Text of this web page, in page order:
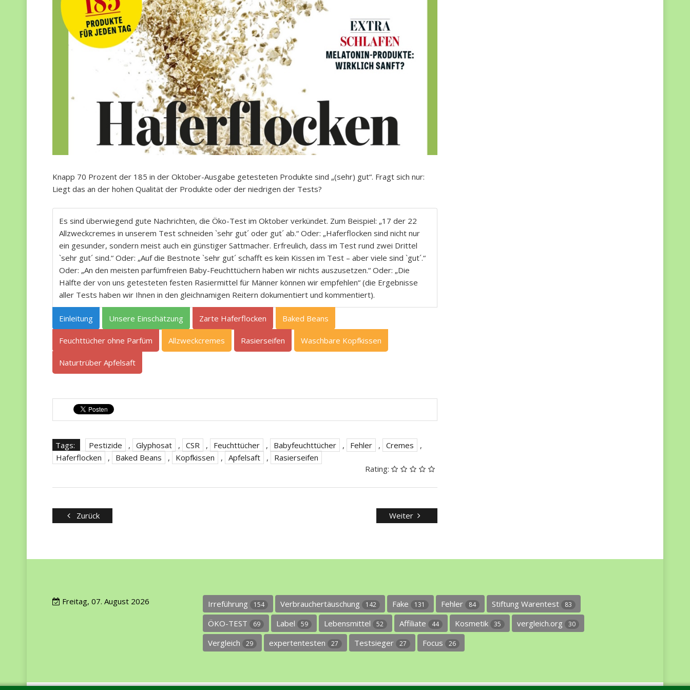
Knapp 70 Prozent der 185 in der Oktober-Ausgabe getesteten Produkte sind „(sehr) gut“. Fragt sich nur:
Liegt das an der hohen Qualität der Produkte oder der niedrigen der Tests?
Es sind überwiegend gute Nachrichten, die Öko-Test im Oktober verkündet. Zum Beispiel: „17 der 22
Allzweckcremes in unserem Test schneiden `sehr gut´ oder gut´ ab.“ Oder: „Haferflocken sind nicht nur
ein gesunder, sondern meist auch ein günstiger Sattmacher. Erfreulich, dass im Test rund zwei Drittel
`sehr gut´ sind.“ Oder: „Auf die Bestnote `sehr gut´ schafft es kein Kissen im Test – aber viele sind `gut´.“
Oder: „An den meisten parfümfreien Baby-Feuchttüchern haben wir nichts auszusetzen.“ Oder: „Die
Hälfte der von uns getesteten festen Rasiermittel für Männer können wir empfehlen“ (die Ergebnisse
aller Tests haben wir Ihnen in den gleichnamigen Reitern dokumentiert und kommentiert).
Einleitung Unsere Einschätzung Zarte Haferflocken Baked Beans
Feuchttücher ohne Parfüm Allzweckcremes Rasierseifen Waschbare Kopfkissen
Naturtrüber Apfelsaft
Tags: Pestizide , Glyphosat , CSR , Feuchttücher , Babyfeuchttücher , Fehler , Cremes
,
Haferflocken
, Baked Beans , Kopfkissen , Apfelsaft ,
Rasierseifen
Rating:
Zurück Weiter
Freitag, 07. August 2026 Irreführung 154 Verbrauchertäuschung 142 Fake 131 Fehler 84 Stiftung Warentest 83
ÖKO-TEST 69 Label 59 Lebensmittel 52 Affiliate 44 Kosmetik 35 vergleich.org 30
Vergleich 29 expertentesten 27 Testsieger 27 Focus 26